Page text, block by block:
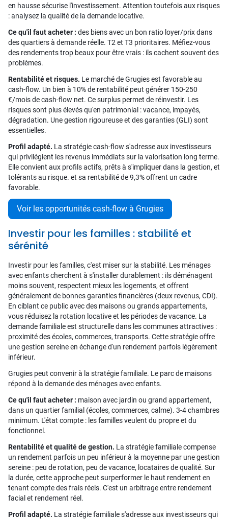
en hausse sécurise l'investissement. Attention toutefois aux risques
: analysez la qualité de la demande locative.
Ce qu'il faut acheter : des biens avec un bon ratio loyer/prix dans
des quartiers à demande réelle. T2 et T3 prioritaires. Méfiez-vous
des rendements trop beaux pour être vrais : ils cachent souvent des
problèmes.
Rentabilité et risques. Le marché de Grugies est favorable au
cash-flow. Un bien à 10% de rentabilité peut générer 150-250
€/mois de cash-flow net. Ce surplus permet de réinvestir. Les
risques sont plus élevés qu'en patrimonial : vacance, impayés,
dégradation. Une gestion rigoureuse et des garanties (GLI) sont
essentielles.
Profil adapté. La stratégie cash-flow s'adresse aux investisseurs
qui privilégient les revenus immédiats sur la valorisation long terme.
Elle convient aux profils actifs, prêts à s'impliquer dans la gestion, et
tolérants au risque. et sa rentabilité de 9,3% offrent un cadre
favorable.
Voir les opportunités cash-flow à Grugies
Investir pour les familles : stabilité et
sérénité
Investir pour les familles, c'est miser sur la stabilité. Les ménages
avec enfants cherchent à s'installer durablement : ils déménagent
moins souvent, respectent mieux les logements, et offrent
généralement de bonnes garanties financières (deux revenus, CDI).
En ciblant ce public avec des maisons ou grands appartements,
vous réduisez la rotation locative et les périodes de vacance. La
demande familiale est structurelle dans les communes attractives :
proximité des écoles, commerces, transports. Cette stratégie offre
une gestion sereine en échange d'un rendement parfois légèrement
inférieur.
Grugies peut convenir à la stratégie familiale. Le parc de maisons
répond à la demande des ménages avec enfants.
Ce qu'il faut acheter : maison avec jardin ou grand appartement,
dans un quartier familial (écoles, commerces, calme). 3-4 chambres
minimum. L'état compte : les familles veulent du propre et du
fonctionnel.
Rentabilité et qualité de gestion. La stratégie familiale compense
un rendement parfois un peu inférieur à la moyenne par une gestion
sereine : peu de rotation, peu de vacance, locataires de qualité. Sur
la durée, cette approche peut surperformer le haut rendement en
tenant compte des frais réels. C'est un arbitrage entre rendement
facial et rendement réel.
Profil adapté. La stratégie familiale s'adresse aux investisseurs qui